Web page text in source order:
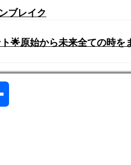
ブレイク
🌟原始から未来全ての時